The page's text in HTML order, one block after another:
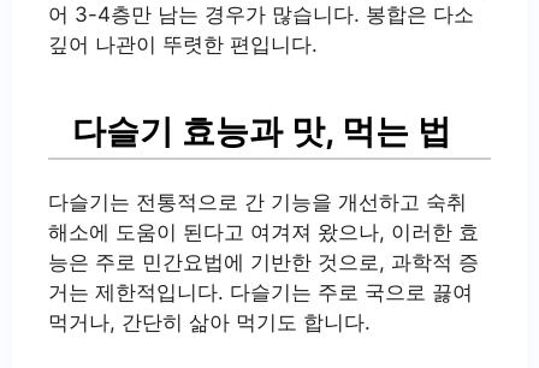
어 3-4층만 남는 경우가 많습니다. 봉합은 다소
깊어 나관이 뚜렷한 편입니다.
다슬기 효능과 맛, 먹는 법
다슬기는 전통적으로 간 기능을 개선하고 숙취
해소에 도움이 된다고 여겨져 왔으나, 이러한 효
능은 주로 민간요법에 기반한 것으로, 과학적 증
거는 제한적입니다. 다슬기는 주로 국으로 끓여
먹거나, 간단히 삶아 먹기도 합니다.